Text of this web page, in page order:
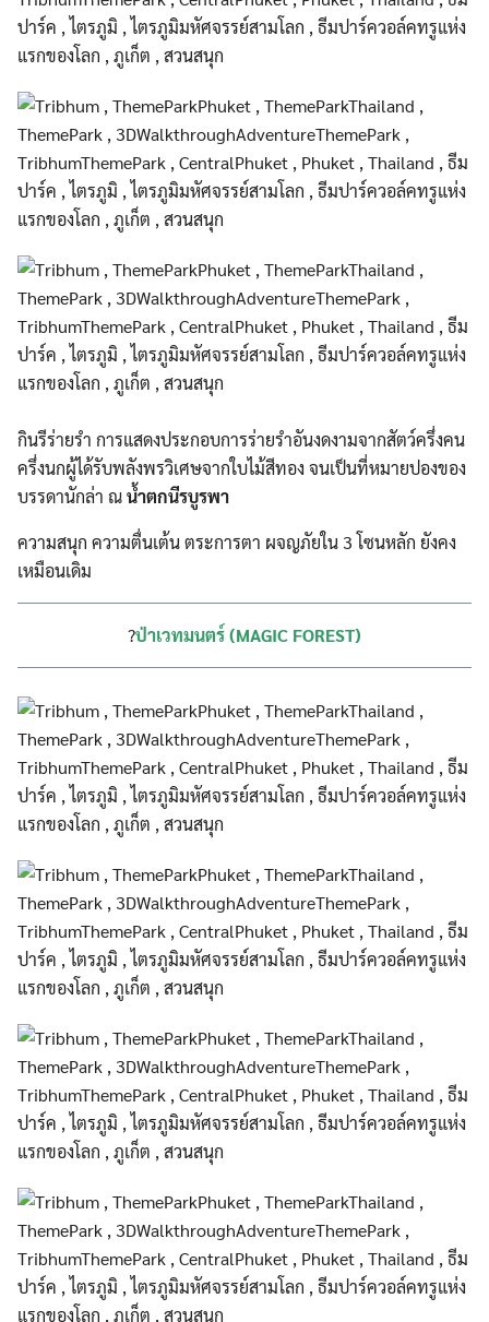
กินรีร่ายรำ การแสดงประกอบการร่ายรำอันงดงามจากสัตว์ครึ่งคน
ครึ่งนกผู้ได้รับพลังพรวิเศษจากใบไม้สีทอง จนเป็นที่หมายปองของ
บรรดานักล่า ณน้ำตกนีรบูรพา
ความสนุก ความตื่นเต้น ตระการตา ผจญภัยใน 3 โซนหลัก ยังคง
เหมือนเดิม
?ป่าเวทมนตร์ (MAGIC FOREST)